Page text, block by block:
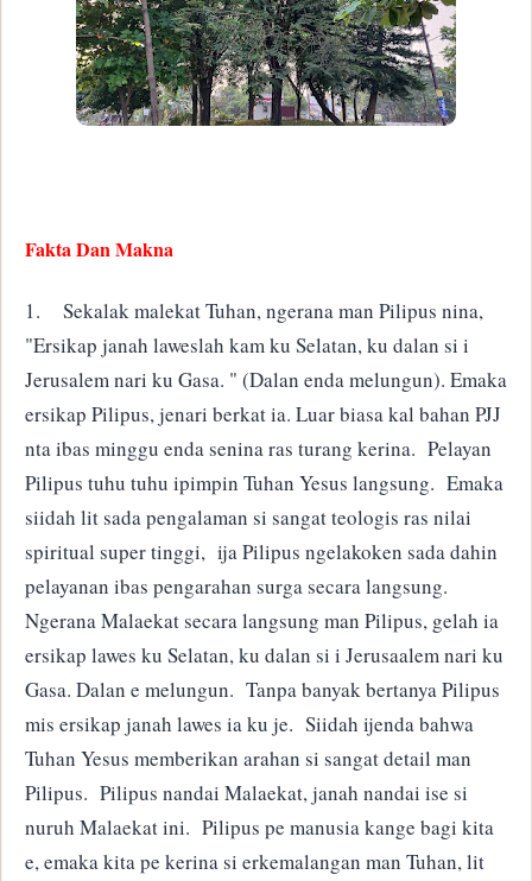
Fakta Dan Makna
1.
Sekalak malekat Tuhan, ngerana man Pilipus nina,
"Ersikap janah laweslah kam ku Selatan, ku dalan si i
Jerusalem nari ku Gasa. " (Dalan enda melungun). Emaka
ersikap Pilipus, jenari berkat ia. Luar biasa kal bahan PJJ
nta ibas minggu enda senina ras turang kerina. Pelayan
Pilipus tuhu tuhu ipimpin Tuhan Yesus langsung. Emaka
siidah lit sada pengalaman si sangat teologis ras nilai
spiritual super tinggi, ija Pilipus ngelakoken sada dahin
pelayanan ibas pengarahan surga secara langsung.
Ngerana Malaekat secara langsung man Pilipus, gelah ia
ersikap lawes ku Selatan, ku dalan si i Jerusaalem nari ku
Gasa. Dalan e melungun. Tanpa banyak bertanya Pilipus
mis ersikap janah lawes ia ku je. Siidah ijenda bahwa
Tuhan Yesus memberikan arahan si sangat detail man
Pilipus. Pilipus nandai Malaekat, janah nandai ise si
nuruh Malaekat ini. Pilipus pe manusia kange bagi kita
e, emaka kita pe kerina si erkemalangan man Tuhan, lit